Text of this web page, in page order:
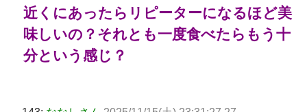
近くにあったらリピーターになるほど美
味しいの？それとも一度食べたらもう十
分という感じ？